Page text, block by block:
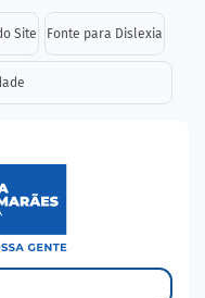
e links
Site Fonte para Dislexia
principal